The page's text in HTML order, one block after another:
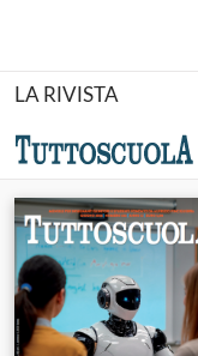
LA RIVISTA